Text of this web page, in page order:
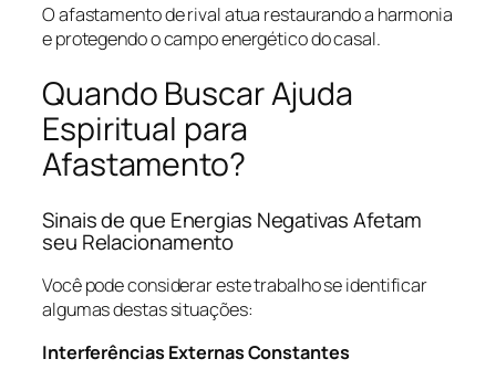
O afastamento de rival atua restaurando a harmonia
e protegendo o campo energético do casal.
Quando Buscar Ajuda
Espiritual para
Afastamento?
Sinais de que Energias Negativas Afetam
seu Relacionamento
Você pode considerar este trabalho se identificar
algumas destas situações:
Interferências Externas Constantes